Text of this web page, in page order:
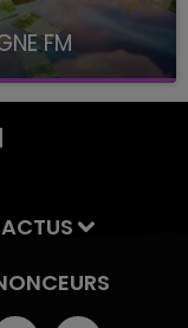
FM
8H10
ACTUS